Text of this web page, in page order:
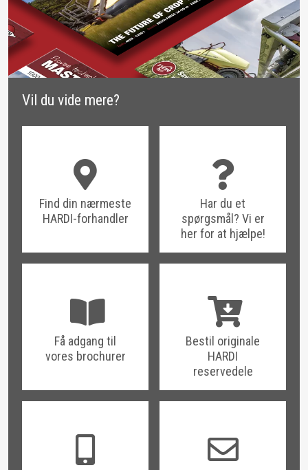
Vil du vide mere?
Find din nærmeste
HARDI-forhandler
Har du et
spørgsmål? Vi er
her for at hjælpe!
Få adgang til
vores brochurer
Bestil originale
HARDI
reservedele